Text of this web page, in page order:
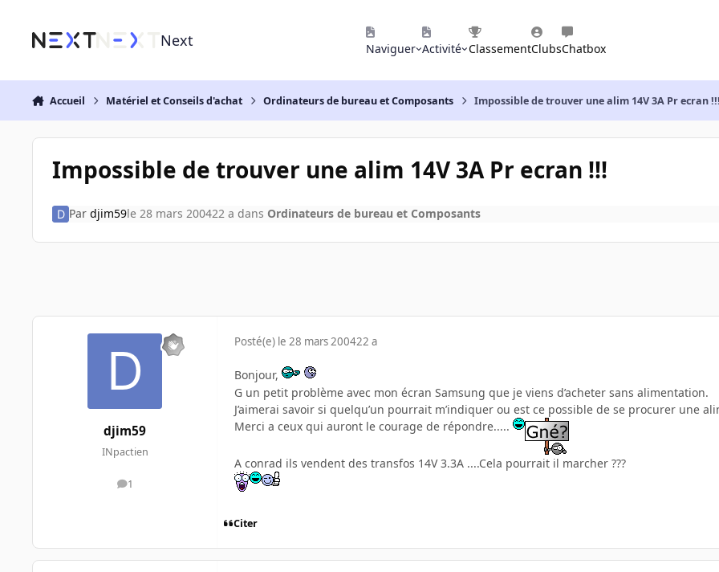
Next Naviguer Activité ClassementClubsChatbox
Accueil Matériel et Conseils d'achat Ordinateurs de bureau et Composants Impossible de trouver une alim 14V 3A Pr ecran
Impossible de trouver une alim 14V 3A Pr ecran !!!
Par djim59le 28 mars 200422 a dans Ordinateurs de bureau et Composants
djim59
INpactien
1
messages
Posté(e) le 28 mars 200422 a
Bonjour,
G un petit problème avec mon écran Samsung que je viens d’acheter sans alimentation.
J’aimerai savoir si quelqu’un pourrait m’indiquer ou est ce possible de se procurer une
Merci a ceux qui auront le courage de répondre.....
A conrad ils vendent des transfos 14V 3.3A ....Cela pourrait il marcher ???
Citer